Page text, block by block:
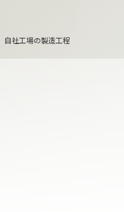
自社工場の製造工程